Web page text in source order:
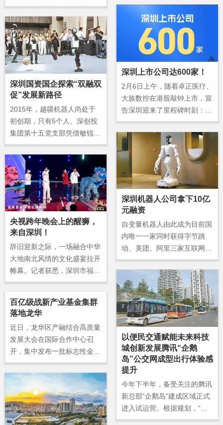
禄马国内热销上千台，机器猫
海外年销数万台。
打印店、荣耀阿尔法全球旗舰
店、INNO100全球创新旗舰
店、全球首家机器人6S店等
一批科技主题首店接连落地，
具身智能机器人、3D打印
机、AI眼镜等前沿科技走出实
验室，以沉浸式体验重构零售
消费新场景，成为消费者逛街
深圳上市公司达600家！
2月6日上午，随着卓正医疗、
大族数控在港股敲钟上市，宣
告深圳迎来了里程碑时刻：全
市上市公司总量突破600家大
关，其中，境内上市公司426
家，境外上市公司174家。
深圳国资国企探索“双融双
促”发展新路径
2015年，越疆机器人尚处于
初创期，只有5个人。深创投
集团第十五党支部凭借敏锐的
行业洞察，精准“投早投小”，
于2016年初正式领投越疆天
使轮融资，开启了长达10年的
战略陪伴。
深圳机器人公司拿下10亿
元融资
自变量机器人由此成为目前国
内唯一一家同时获得字节跳
动、美团、阿里三家互联网巨
头投资的具身智能企业。跨领
域资本的协同“下注”，不仅反
映了市场对具身智能赛道的高
度共识，也凸显了对该公司技
术路径与发展潜力的深度认
可。
央视跨年晚会上的醒狮，
来自深圳！
辞旧迎新之际，一场融合中华
大地南北风情的文化盛宴拉开
帷幕。记者获悉，深圳市福海
桥头醒狮团受邀参加《启航20
晚会》的演出。这支承载着岭
南非遗精髓的队伍，将跨越地
理界限，在“英雄吕梁”的壮阔
舞台上，以昂扬之姿擂响新年
序曲，为全球观众展现中华优
秀传统文化的蓬勃生机与时代
风采。
以便民交通赋能未来科技
城创新发展腾讯“企鹅
岛”公交网成型出行体验感
提升
今年下半年，备受关注的腾讯
新总部“企鹅岛”建成区域正式
进入试运营。根据规划，“企
鹅岛”设5个街区，集研发、办
百亿级战新产业基金集群
落地龙华
近日，龙华区产融结合高质量
发展大会在国际合作中心召
开，集中发布一批标志性金融
合作成果。